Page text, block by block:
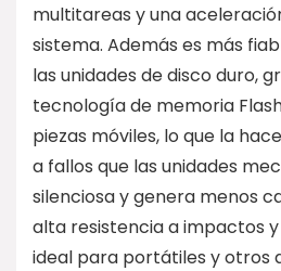
multitareas y una
sistema. Además es más
las unidades de disco duro,
tecnología de memoria
piezas móviles, lo que la
a fallos que las unidades
silenciosa y genera menos
alta resistencia a impactos
ideal para portátiles y otros